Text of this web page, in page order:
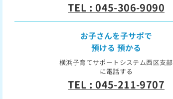
TEL : 045-306-9090
お子さんを子サポで
預ける 預かる
横浜子育てサポートシステム西区支部
に電話する
TEL : 045-211-9707